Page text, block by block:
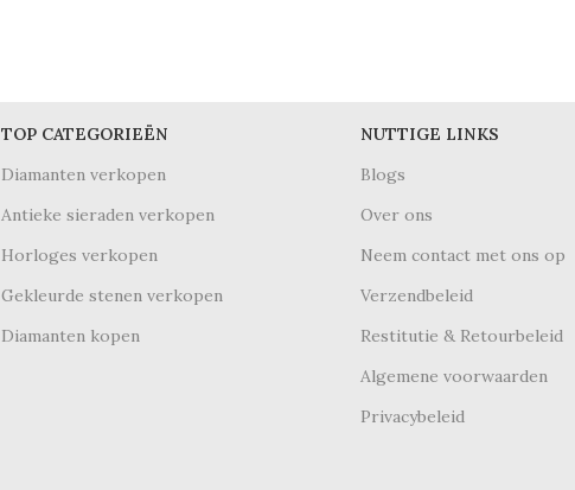
TOP CATEGORIEËN
Diamanten verkopen
Antieke sieraden verkopen
Horloges verkopen
Gekleurde stenen verkopen
Diamanten kopen
NUTTIGE LINKS
Blogs
Over ons
Neem contact met ons op
Verzendbeleid
Restitutie & Retourbeleid
Algemene voorwaarden
Privacybeleid